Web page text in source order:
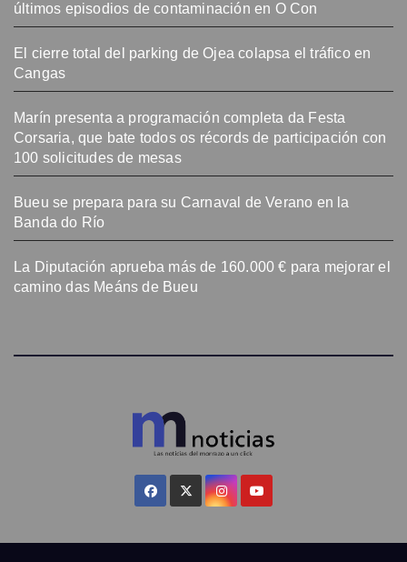
últimos episodios de contaminación en O Con
El cierre total del parking de Ojea colapsa el tráfico en
Cangas
Marín presenta a programación completa da Festa
Corsaria, que bate todos os récords de participación con
100 solicitudes de mesas
Bueu se prepara para su Carnaval de Verano en la
Banda do Río
La Diputación aprueba más de 160.000 € para mejorar el
camino das Meáns de Bueu